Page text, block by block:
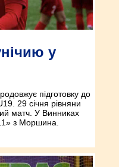
у
підготовку до
29 січня рівняни
матч. У Винниках
з Моршина.